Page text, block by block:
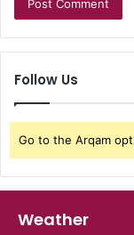
Follow Us
Go to the Arqam
Weather